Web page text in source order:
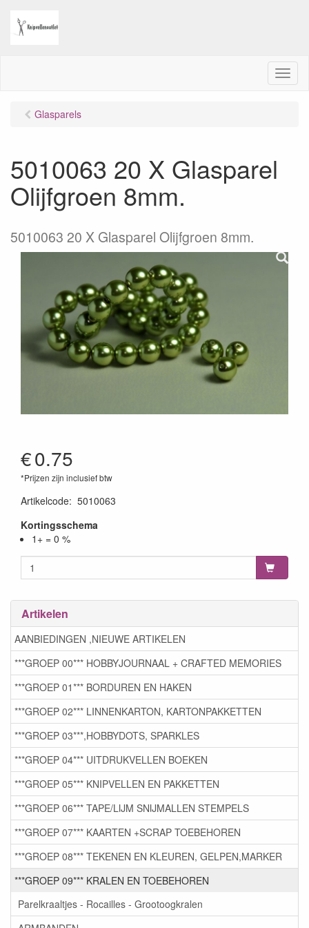
M
e
Glasparels
5010063 20 X Glasparel
Olijfgroen 8mm.
5010063 20 X Glasparel Olijfgroen 8mm.
€0.75
*Prijzen zijn inclusief btw
Artikelcode: 5010063
Kortingsschema
1+ = 0 %
Artikelen
AANBIEDINGEN ,NIEUWE ARTIKELEN
***GROEP 00*** HOBBYJOURNAAL + CRAFTED MEMORIES
***GROEP 01*** BORDUREN EN HAKEN
***GROEP 02*** LINNENKARTON, KARTONPAKKETTEN
***GROEP 03***,HOBBYDOTS, SPARKLES
***GROEP 04*** UITDRUKVELLEN BOEKEN
***GROEP 05*** KNIPVELLEN EN PAKKETTEN
***GROEP 06*** TAPE/LIJM SNIJMALLEN STEMPELS
***GROEP 07*** KAARTEN +SCRAP TOEBEHOREN
***GROEP 08*** TEKENEN EN KLEUREN, GELPEN,MARKER
***GROEP 09*** KRALEN EN TOEBEHOREN
Parelkraaltjes - Rocailles - Grootoogkralen